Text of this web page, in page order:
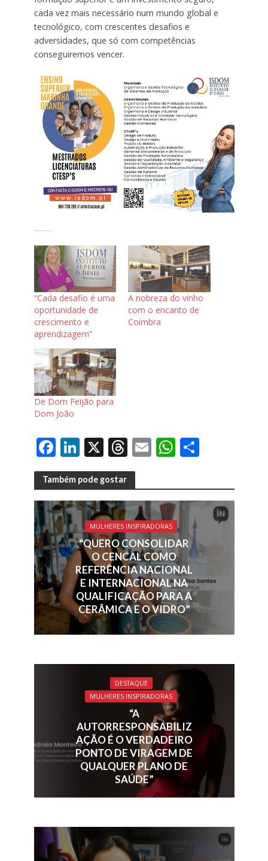
cada vez mais necessário num mundo global e
tecnológico, com crescentes desafios e
adversidades, que só com competências
conseguiremos vencer.
“Cada desafio é uma
oportunidade de
crescimento e
aprendizagem”
A nobreza do vinho
com o encanto de
Coimbra
De Dom Feijão para
Dom João
F
ac
e
b
o
o
k
Li
n
k
e
dI
n
X T
h
re
a
d
s
E
ai
l
W
at
s
A
p
p
S
ar
e
Também pode gostar
MULHERES INSPIRADORAS
“QUERO CONSOLIDAR
O CENCAL COMO
REFERÊNCIA NACIONAL
E INTERNACIONAL NA
QUALIFICAÇÃO PARA A
CERÂMICA E O VIDRO”
DESTAQUE
MULHERES INSPIRADORAS
“A
AUTORRESPONSABILIZ
AÇÃO É O VERDADEIRO
PONTO DE VIRAGEM DE
QUALQUER PLANO DE
SAÚDE”